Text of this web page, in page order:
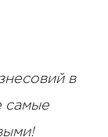
в
самые